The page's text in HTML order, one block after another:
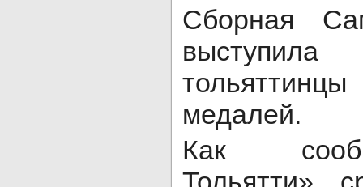
Сборная
медалей.
Как